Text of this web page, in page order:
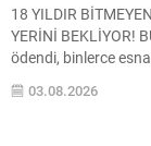
18 YILDIR
YERİNİ BEKLİYOR!
ödendi, binlerce
noktada sorumluluk
tamamlanamadı?
03.08.2026